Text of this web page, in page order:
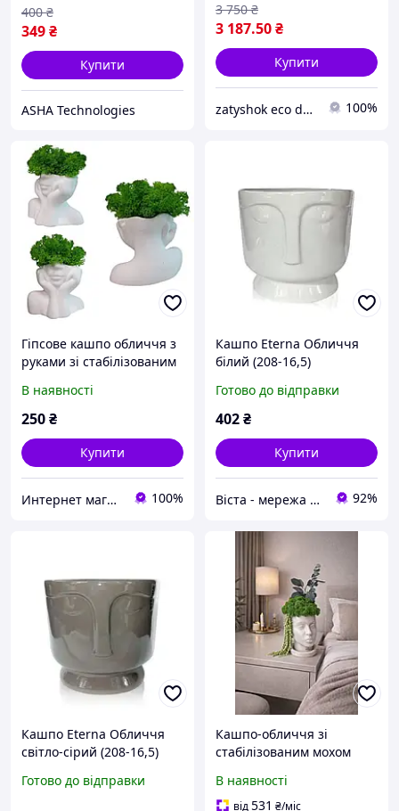
349₴
400 ₴
Купити
ASHA Technologies
3 187.50₴
3 750 ₴
Купити
zatyshok eco decor 100%
Гіпсове кашпо обличчя з
руками зі стабілізованим
декоративне кашпо
В наявності
250₴
Купити
Интернет магазин зоотоваров lovelypetszp 100%
Кашпо Eterna Обличчя
білий (208-16,5)
Готово до відправки
402₴
Купити
Віста - мережа будівельно-господарчих маркетів 92%
Кашпо Eterna Обличчя
світло-сірий (208-16,5)
Готово до відправки
Кашпо-обличчя зі
стабілізованим мохом
для офісу, салону та дому
В наявності
від531 ₴/міс